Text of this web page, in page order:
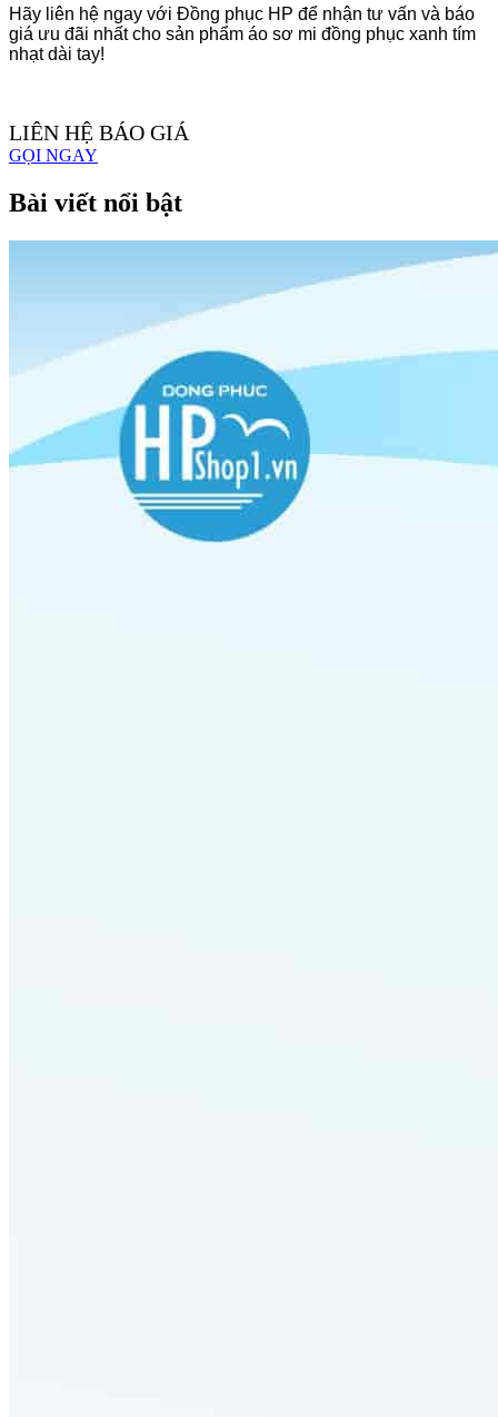
Hãy liên hệ ngay với Đồng phục HP để nhận tư vấn và báo
giá ưu đãi nhất cho sản phẩm áo sơ mi đồng phục xanh tím
nhạt dài tay!
LIÊN HỆ BÁO GIÁ
GỌI NGAY
Bài viết nổi bật